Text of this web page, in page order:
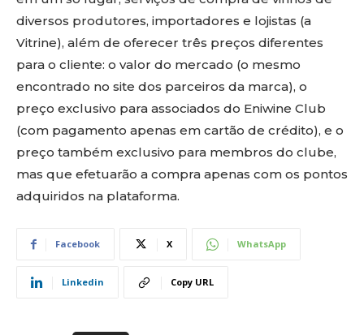
diversos produtores, importadores e lojistas (a
Vitrine), além de oferecer três preços diferentes
para o cliente: o valor do mercado (o mesmo
encontrado no site dos parceiros da marca), o
preço exclusivo para associados do Eniwine Club
(com pagamento apenas em cartão de crédito), e o
preço também exclusivo para membros do clube,
mas que efetuarão a compra apenas com os pontos
adquiridos na plataforma.
Facebook X WhatsApp
Linkedin Copy URL